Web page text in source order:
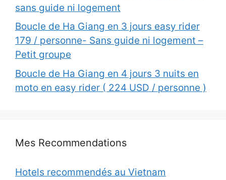
sans guide ni logement
Boucle de Ha Giang en 3 jours easy rider
179 / personne- Sans guide ni logement –
Petit groupe
Boucle de Ha Giang en 4 jours 3 nuits en
moto en easy rider ( 224 USD / personne )
Mes Recommendations
Hotels recommendés au Vietnam